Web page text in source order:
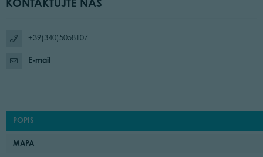
+39(340)5058107
E-mail
POPIS
MAPA